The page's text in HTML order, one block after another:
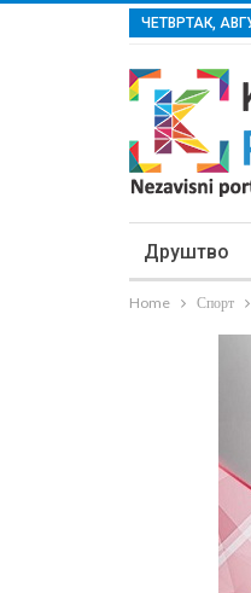
ЧЕТВРТАК,
Друштво
Home Спорт